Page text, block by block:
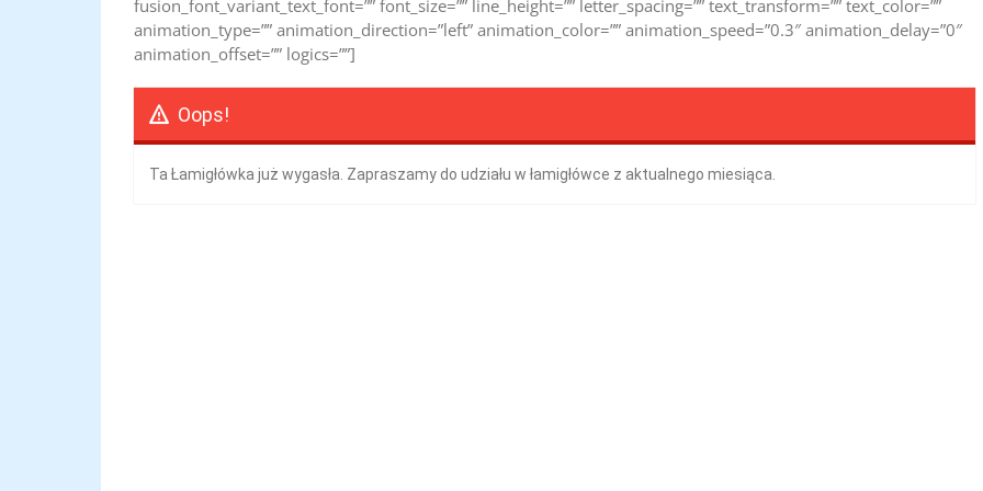
fusion_font_variant_text_font=”” font_size=”” line_height=”” letter_spacing=”” text_transform=”” text_color=””
animation_type=”” animation_direction=”left” animation_color=”” animation_speed=”0.3″ animation_delay=”0″
animation_offset=”” logics=””]
Oops!
Ta Łamigłówka już wygasła. Zapraszamy do udziału w łamigłówce z aktualnego miesiąca.